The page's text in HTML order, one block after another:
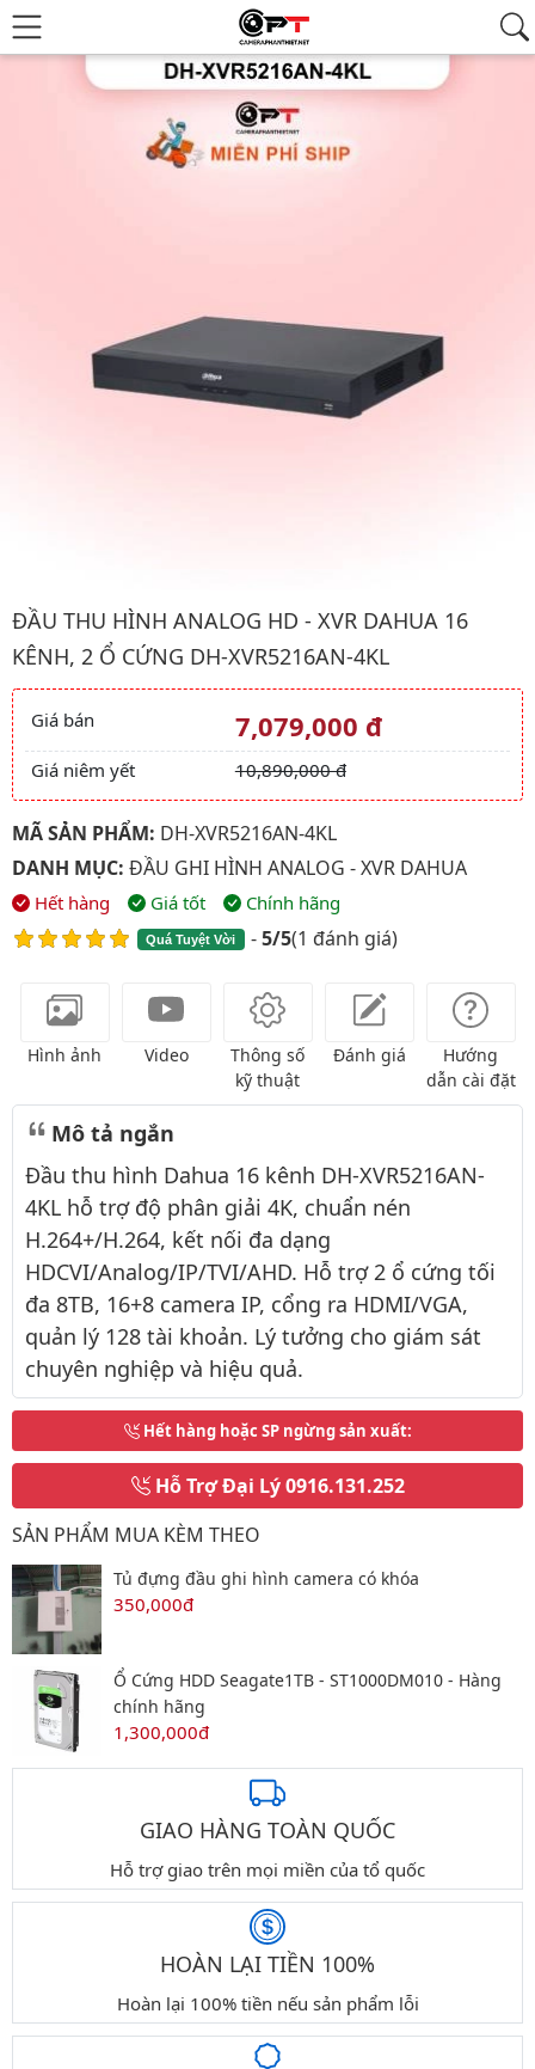
Hình ảnh đại diện của sản phẩm Đầu thu hình analog HD - XVR
ĐẦU THU HÌNH ANALOG HD - XVR DAHUA 16
KÊNH, 2 Ổ CỨNG DH-XVR5216AN-4KL
Giá và khuyến mãi
Giá bán 7,079,000 đ
Giá niêm yết 10,890,000 đ
MÃ SẢN PHẨM: DH-XVR5216AN-4KL
DANH MỤC: ĐẦU GHI HÌNH ANALOG - XVR DAHUA
Hết hàng Giá tốt Chính hãng
Quá Tuyệt Vời -5/5(1 đánh giá)
Hình ảnh Video
Thông số
kỹ thuật
Đánh giá
Hướng
dẫn cài đặt
Mô tả ngắn
Đầu thu hình Dahua 16 kênh DH-XVR5216AN-
4KL hỗ trợ độ phân giải 4K, chuẩn nén
H.264+/H.264, kết nối đa dạng
HDCVI/Analog/IP/TVI/AHD. Hỗ trợ 2 ổ cứng tối
đa 8TB, 16+8 camera IP, cổng ra HDMI/VGA,
quản lý 128 tài khoản. Lý tưởng cho giám sát
chuyên nghiệp và hiệu quả.
Hết hàng hoặc SP ngừng sản xuất:
Hỗ Trợ Đại Lý0916.131.252
SẢN PHẨM MUA KÈM THEO
Tủ đựng đầu ghi hình camera có khóa
350,000đ
Ổ Cứng HDD Seagate1TB - ST1000DM010 - Hàng
chính hãng
1,300,000đ
GIAO HÀNG TOÀN QUỐC
Hỗ trợ giao trên mọi miền của tổ quốc
HOÀN LẠI TIỀN 100%
Hoàn lại 100% tiền nếu sản phẩm lỗi